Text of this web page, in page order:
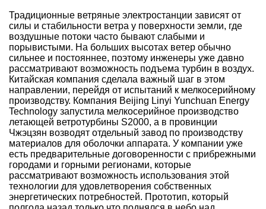
Традиционные ветряные электростанции зависят от
силы и стабильности ветра у поверхности земли, где
воздушные потоки часто бывают слабыми и
порывистыми. На больших высотах ветер обычно
сильнее и постояннее, поэтому инженеры уже давно
рассматривают возможность подъема турбин в воздух.
Китайская компания сделала важный шаг в этом
направлении, перейдя от испытаний к мелкосерийному
производству. Компания Beijing Linyi Yunchuan Energy
Technology запустила мелкосерийное производство
летающей ветротурбины S2000, а в провинции
Чжэцзян возводят отдельный завод по производству
материалов для оболочки аппарата. У компании уже
есть предварительные договоренности с прибрежными
городами и горными регионами, которые
рассматривают возможность использования этой
технологии для удовлетворения собственных
энергетических потребностей. Прототип, который